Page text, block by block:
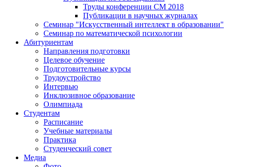
Труды конференции CM 2018
Публикации в научных журналах
Семинар "Искусственный интеллект в образовании"
Семинар по математической психологии
Абитуриентам
Направления подготовки
Целевое обучение
Подготовительные курсы
Трудоустройство
Интервью
Инклюзивное образование
Олимпиада
Студентам
Расписание
Учебные материалы
Практика
Студенческий совет
Медиа